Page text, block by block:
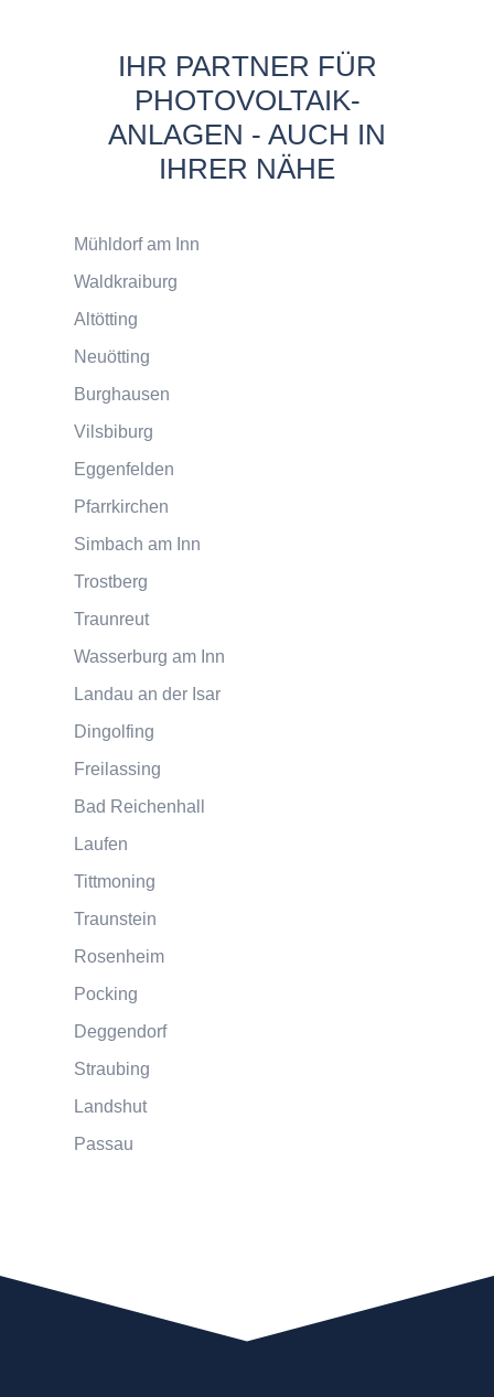
IHR PARTNER FÜR
PHOTOVOLTAIK-
ANLAGEN - AUCH IN
IHRER NÄHE
Mühldorf am Inn
Waldkraiburg
Altötting
Neuötting
Burghausen
Vilsbiburg
Eggenfelden
Pfarrkirchen
Simbach am Inn
Trostberg
Traunreut
Wasserburg am Inn
Landau an der Isar
Dingolfing
Freilassing
Bad Reichenhall
Laufen
Tittmoning
Traunstein
Rosenheim
Pocking
Deggendorf
Straubing
Landshut
Passau